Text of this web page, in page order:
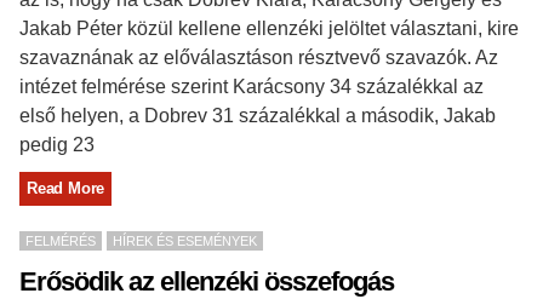
Jakab Péter közül kellene ellenzéki jelöltet választani, kire
szavaznának az előválasztáson résztvevő szavazók. Az
intézet felmérése szerint Karácsony 34 százalékkal az
első helyen, a Dobrev 31 százalékkal a második, Jakab
pedig 23
Read More
FELMÉRÉS HÍREK ÉS ESEMÉNYEK
Erősödik az ellenzéki összefogás